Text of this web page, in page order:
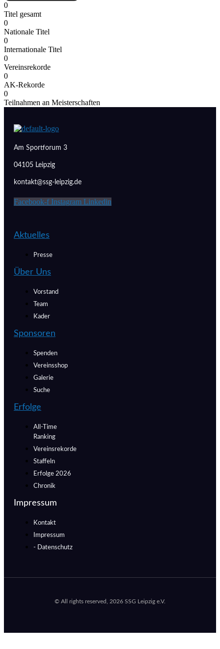
0
Titel gesamt
0
Nationale Titel
0
Internationale Titel
0
Vereinsrekorde
0
AK-Rekorde
0
Teilnahmen an Meisterschaften
Am Sportforum 3
04105 Leipzig
kontakt@ssg-leipzig.de
Facebook-f Instagram Linkedin
Aktuelles
Presse
Über Uns
Vorstand
Team
Kader
Sponsoren
Spenden
Vereinsshop
Galerie
Suche
Erfolge
All-Time
Ranking
Vereinsrekorde
Staffeln
Erfolge 2026
Chronik
Impressum
Kontakt
Impressum
- Datenschutz
© All rights reserved, 2026 SSG Leipzig e.V.